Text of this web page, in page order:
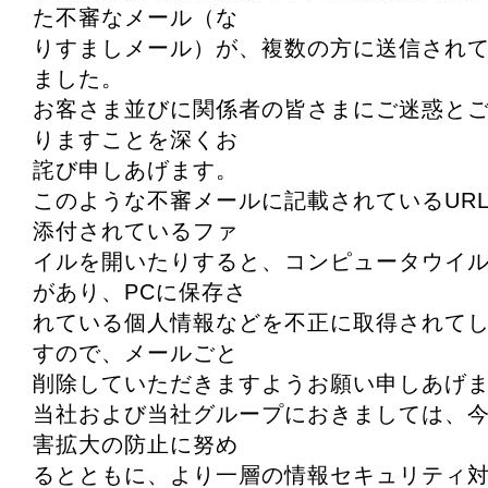
た不審なメール（な
りすましメール）が、複数の方に送信され
ました。
お客さま並びに関係者の皆さまにご迷惑と
りますことを深くお
詫び申しあげます。
このような不審メールに記載されている
添付されているファ
イルを開いたりすると、コンピュータウイ
があり、PCに保存さ
れている個人情報などを不正に取得されて
すので、メールごと
削除していただきますようお願い申しあげ
当社および当社グループにおきましては、
害拡大の防止に努め
るとともに、より一層の情報セキュリティ